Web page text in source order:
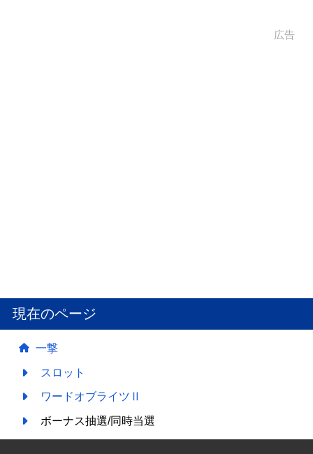
広告
現在のページ
一撃
スロット
ワードオブライツⅡ
ボーナス抽選/同時当選